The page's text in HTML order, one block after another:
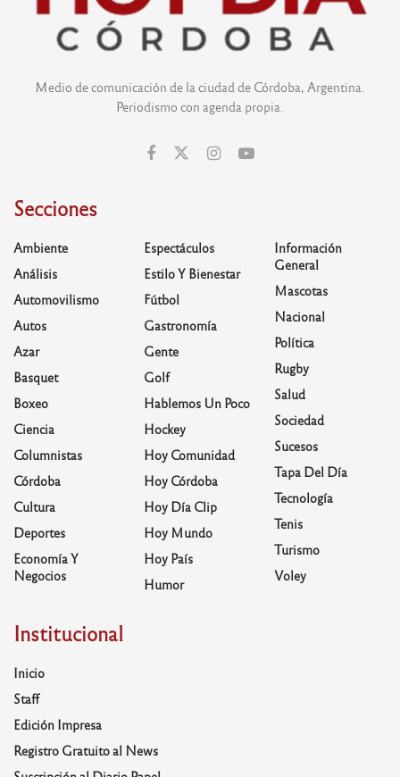
Medio de comunicación de la ciudad de Córdoba, Argentina.
Periodismo con agenda propia.
Secciones
Ambiente
Análisis
Automovilismo
Autos
Azar
Basquet
Boxeo
Ciencia
Columnistas
Córdoba
Cultura
Deportes
Economía Y
Negocios
Espectáculos
Estilo Y Bienestar
Fútbol
Gastronomía
Gente
Golf
Hablemos Un Poco
Hockey
Hoy Comunidad
Hoy Córdoba
Hoy Día Clip
Hoy Mundo
Hoy País
Humor
Información
General
Mascotas
Nacional
Política
Rugby
Salud
Sociedad
Sucesos
Tapa Del Día
Tecnología
Tenis
Turismo
Voley
Institucional
Inicio
Staff
Edición Impresa
Registro Gratuito al News